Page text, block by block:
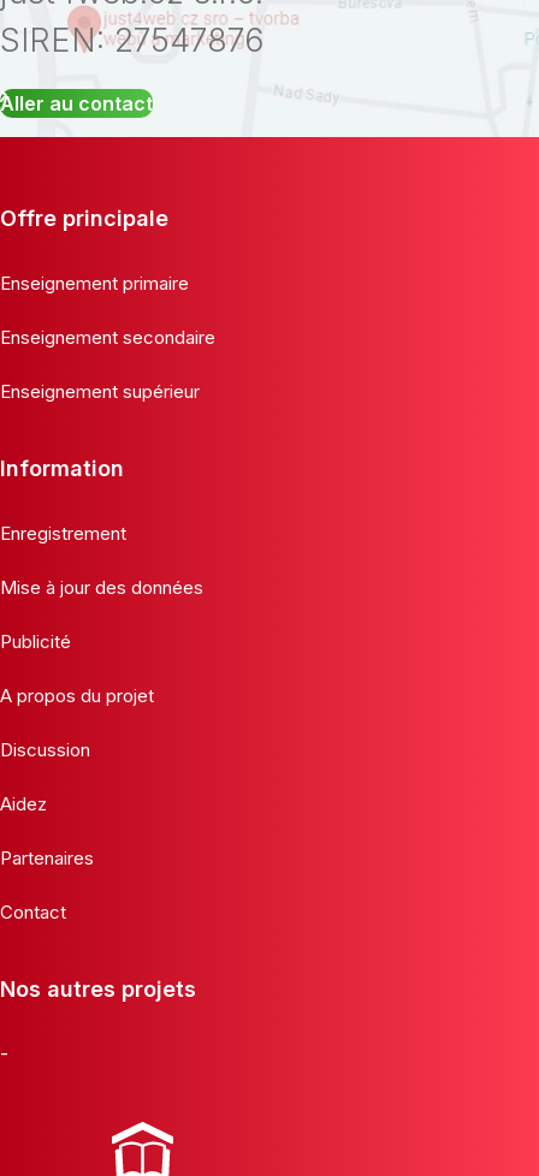
SIREN: 27547876
Aller au contact
Offre principale
Enseignement primaire
Enseignement secondaire
Enseignement supérieur
Information
Enregistrement
Mise à jour des données
Publicité
A propos du projet
Discussion
Aidez
Partenaires
Contact
Nos autres projets
-